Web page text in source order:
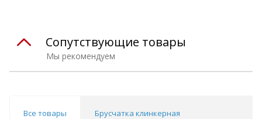
Мы рекомендуем
Сопутствующие товары
Все товары Брусчатка клинкерная